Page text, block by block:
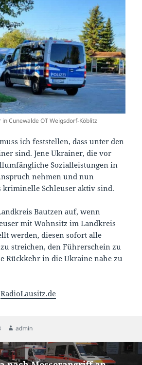
Cunewalde OT Weigsdorf-Köblitz
ich feststellen, dass unter den
sind. Jene Ukrainer, die vor
Sozialleistungen in
nehmen und nun
Schleuser aktiv sind.
Bautzen auf, wenn
mit Wohnsitz im Landkreis
werden, diesen sofort alle
streichen, den Führerschein zu
Rückkehr in die Ukraine nahe zu
RadioLausitz.de
Autor
admin